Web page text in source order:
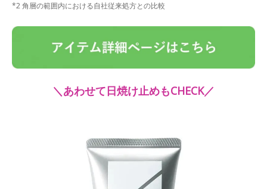
*2 角層の範囲内における自社従来処方との比較
＼あわせて日焼け止めもCHECK／